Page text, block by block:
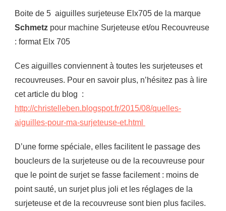
Boite de 5 aiguilles surjeteuse Elx705 de la marque
Schmetz pour machine Surjeteuse et/ou Recouvreuse
: format Elx 705
Ces aiguilles conviennent à toutes les surjeteuses et
recouvreuses. Pour en savoir plus, n’hésitez pas à lire
cet article du blog :
http://christelleben.blogspot.fr/2015/08/quelles-
aiguilles-pour-ma-surjeteuse-et.html
D’une forme spéciale, elles facilitent le passage des
boucleurs de la surjeteuse ou de la recouvreuse pour
que le point de surjet se fasse facilement : moins de
point sauté, un surjet plus joli et les réglages de la
surjeteuse et de la recouvreuse sont bien plus faciles.